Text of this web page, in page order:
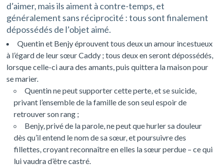
d’aimer, mais ils aiment à contre-temps, et
généralement sans réciprocité : tous sont finalement
dépossédés de l’objet aimé.
Quentin et Benjy éprouvent tous deux un amour incestueux
à l’égard de leur sœur Caddy ; tous deux en seront dépossédés,
lorsque celle-ci aura des amants, puis quittera la maison pour
se marier.
Quentin ne peut supporter cette perte, et se suicide,
privant l’ensemble de la famille de son seul espoir de
retrouver son rang ;
Benjy, privé de la parole, ne peut que hurler sa douleur
dès qu’il entend le nom de sa sœur, et poursuivre des
fillettes, croyant reconnaître en elles la sœur perdue – ce qui
lui vaudra d’être castré.